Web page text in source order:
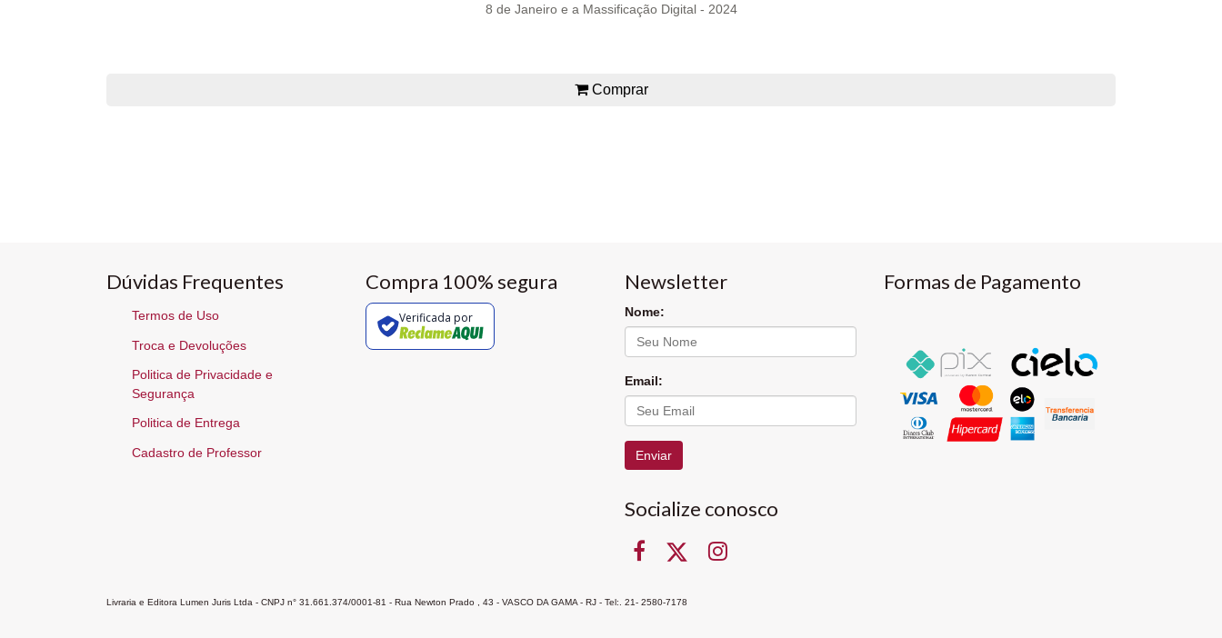
8 de Janeiro e a Massificação Digital - 2024
Comprar
Dúvidas Frequentes
Termos de Uso
Troca e Devoluções
Politica de Privacidade e
Segurança
Politica de Entrega
Cadastro de Professor
Compra 100% segura
Verificada por
Newsletter
Nome:
Email:
Enviar
Socialize conosco
Formas de Pagamento
Livraria e Editora Lumen Juris Ltda - CNPJ n° 31.661.374/0001-81 - Rua Newton Prado , 43 - VASCO DA GAMA - RJ - Tel:. 21- 2580-7178